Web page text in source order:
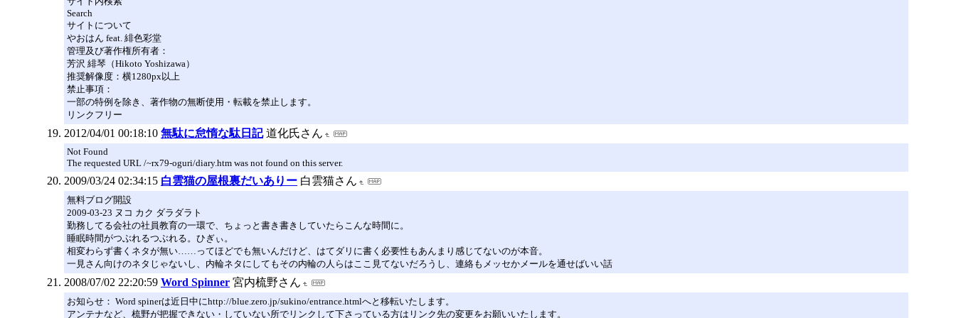
Search
サイトについて
やおはん feat. 緋色彩堂
管理及び著作権所有者：
芳沢 緋琴（Hikoto Yoshizawa）
推奨解像度：横1280px以上
禁止事項：
一部の特例を除き、著作物の無断使用・転載を禁止します。
リンクフリー
2012/04/01 00:18:10 無駄に怠惰な駄日記 道化氏さん
Not Found
The requested URL /~rx79-oguri/diary.htm was not found on this server.
2009/03/24 02:34:15 白雲猫の屋根裏だいありー 白雲猫さん
無料ブログ開設
2009-03-23 ヌコ カク ダラダラト
勤務してる会社の社員教育の一環で、ちょっと書き書きしていたらこんな時間に。
睡眠時間がつぶれるつぶれる。ひぎぃ。
相変わらず書くネタが無い……ってほどでも無いんだけど、はてダリに書く必要性もあんまり感じてないのが本音。
一見さん向けのネタじゃないし、内輪ネタにしてもその内輪の人らはここ見てないだろうし、連絡もメッセかメールを通せばいい話
2008/07/02 22:20:59 Word Spinner 宮内梳野さん
お知らせ： Word spinerは近日中にhttp://blue.zero.jp/sukino/entrance.htmlへと移転いたします。
アンテナなど、梳野が把握できない・していない所でリンクして下さっている方はリンク先の変更をお願いいたします。